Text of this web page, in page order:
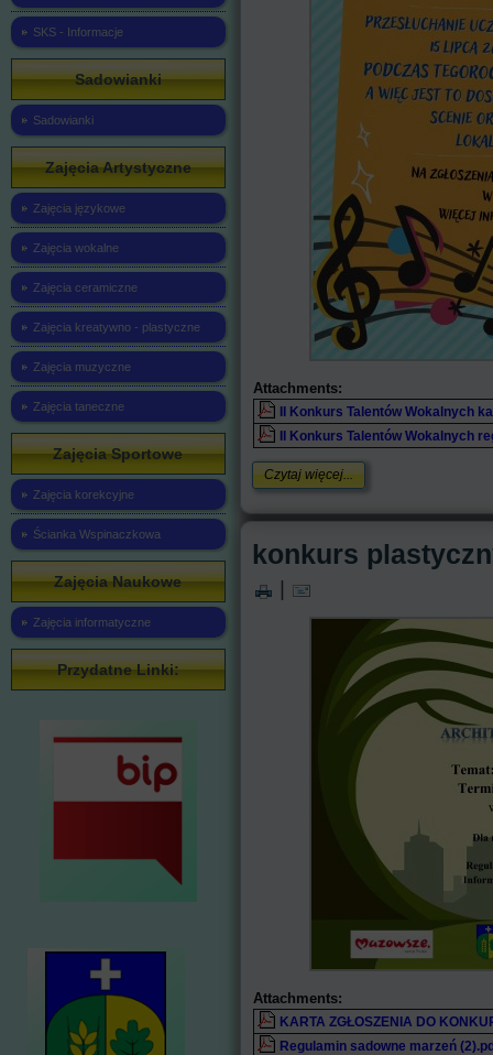
SKS - Informacje
Sadowianki
Sadowianki
Zajęcia Artystyczne
Zajęcia językowe
Zajęcia wokalne
Zajęcia ceramiczne
Zajęcia kreatywno - plastyczne
Zajęcia muzyczne
Zajęcia taneczne
Zajęcia Sportowe
Zajęcia korekcyjne
Ścianka Wspinaczkowa
Zajęcia Naukowe
Zajęcia informatyczne
Przydatne Linki:
Attachments:
II Konkurs Talentów Wokalnych
II Konkurs Talentów Wokalnych
Czytaj więcej...
konkurs
|
Attachments:
KARTA ZGŁOSZENIA DO
Regulamin sadowne marzeń